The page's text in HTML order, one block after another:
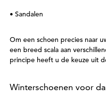
• Sandalen
Om een schoen precies naar
een breed scala aan
principe heeft u de keuze uit
Winterschoenen voor